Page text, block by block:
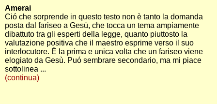
Amerai
Ció che sorprende in questo testo non è tanto la domanda
posta dal fariseo a Gesù, che tocca un tema ampiamente
dibattuto tra gli esperti della legge, quanto piuttosto la
valutazione positiva che il maestro esprime verso il suo
interlocutore. È la prima e unica volta che un fariseo viene
elogiato da Gesù. Puó sembrare secondario, ma mi piace
sottolinea ...
(continua)